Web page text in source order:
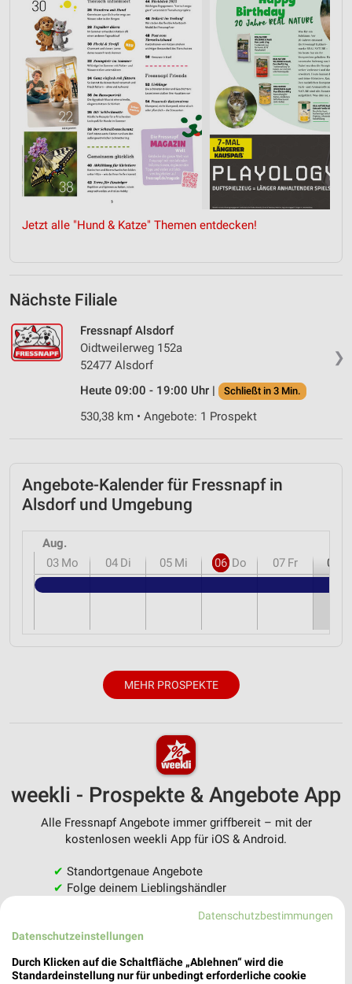
Jetzt alle "Hund & Katze" Themen entdecken!
Nächste Filiale
❯
Fressnapf Alsdorf
Oidtweilerweg 152a
52477 Alsdorf
Heute 09:00 - 19:00 Uhr |
Schließt in 3 Min.
530,38 km • Angebote: 1 Prospekt
Angebote-Kalender für Fressnapf in
Alsdorf und Umgebung
Aug.
03 Mo 04 Di 05 Mi 06 Do 07 Fr 08
MEHR PROSPEKTE
weekli - Prospekte & Angebote App
Alle Fressnapf Angebote immer griffbereit – mit der
kostenlosen weekli App für iOS & Android.
✔ Standortgenaue Angebote
✔ Folge deinem Lieblingshändler
Einkaufsliste - Einkauf stressfrei planen
JETZT LADEN UND SPAREN!
Datenschutzbestimmungen
Datenschutzeinstellungen
Durch Klicken auf die Schaltfläche „Ablehnen“ wird die
Standardeinstellung nur für unbedingt erforderliche cookie